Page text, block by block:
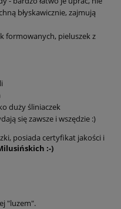
błyskawicznie, zajmują
formowanych, pieluszek z
duży śliniaczek
się zawsze i wszędzie :)
posiada certyfikat jakości i
:-)
"luzem".